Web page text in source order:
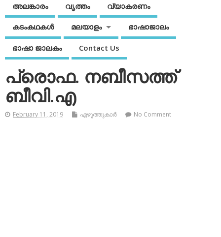
അലങ്കാരം വൃത്തം വ്യാകരണം
കടംകഥകള്‍ മലയാളം ഭാഷാജാലം
ഭാഷാ ജാലകം Contact Us
പ്രൊഫ. നബീസത്ത്
ബീവി.എ
February 11, 2019 എഴുത്തുകാര്‍ No Comment